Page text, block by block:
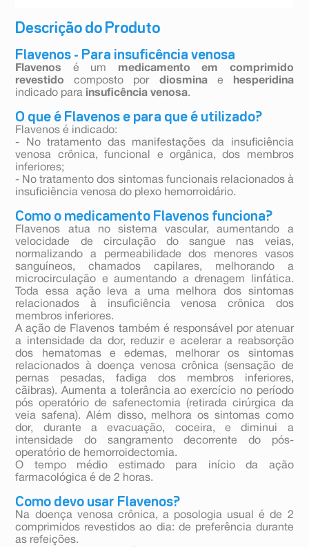
Descrição do Produto
Flavenos - Para insuficência venosa
Flavenos é um medicamento em comprimido
revestido composto por diosminae
hesperidina
indicado para insuficência venosa.
O que é Flavenos e para que é utilizado?
Flavenos é indicado:
- No tratamento das manifestações da insuficiência
venosa crônica, funcional e orgânica, dos membros
inferiores;
- No tratamento dos sintomas funcionais relacionados à
insuficiência venosa do plexo hemorroidário.
Como o medicamento Flavenos funciona?
Flavenos atua no sistema vascular, aumentando a
velocidade de circulação do sangue nas veias,
normalizando a permeabilidade dos menores vasos
sanguíneos, chamados capilares, melhorando a
microcirculação e aumentando a drenagem linfática.
Toda essa ação leva a uma melhora dos sintomas
relacionados à insuficiência venosa crônica dos
membros inferiores.
A ação de Flavenos também é responsável por atenuar
a intensidade da dor, reduzir e acelerar a reabsorção
dos hematomas e edemas, melhorar os sintomas
relacionados à doença venosa crônica (sensação de
pernas pesadas, fadiga dos membros inferiores,
cãibras). Aumenta a tolerância ao exercício no período
pós operatório de safenectomia (retirada cirúrgica da
veia safena). Além disso, melhora os sintomas como
dor, durante a evacuação, coceira, e diminui a
intensidade do sangramento decorrente do pós-
operatório de hemorroidectomia.
O tempo médio estimado para início da ação
farmacológica é de 2 horas.
Como devo usar Flavenos?
Na doença venosa crônica, a posologia usual é de 2
comprimidos revestidos ao dia: de preferência durante
as refeições.